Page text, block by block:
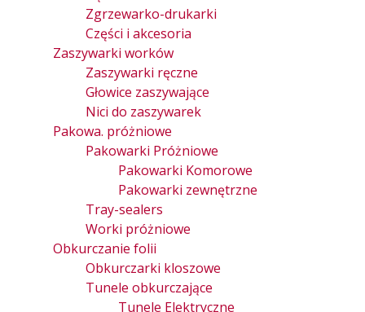
Zgrzewarko-drukarki
Części i akcesoria
Zaszywarki worków
Zaszywarki ręczne
Głowice zaszywające
Nici do zaszywarek
Pakowa. próżniowe
Pakowarki Próżniowe
Pakowarki Komorowe
Pakowarki zewnętrzne
Tray-sealers
Worki próżniowe
Obkurczanie folii
Obkurczarki kloszowe
Tunele obkurczające
Tunele Elektryczne